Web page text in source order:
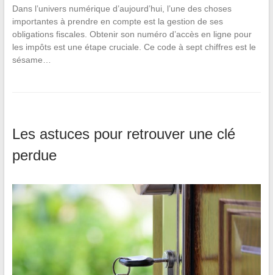
Dans l’univers numérique d’aujourd’hui, l’une des choses
importantes à prendre en compte est la gestion de ses
obligations fiscales. Obtenir son numéro d’accès en ligne pour
les impôts est une étape cruciale. Ce code à sept chiffres est le
sésame…
Les astuces pour retrouver une clé
perdue